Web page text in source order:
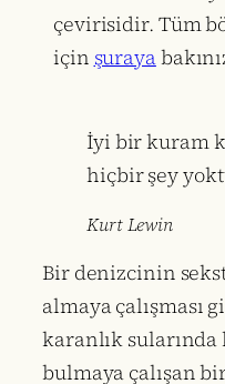
çevirisidir. Tüm
için şuraya
İyi bir kuram
hiçbir şey
Kurt Lewin
Bir denizcinin
almaya çalışması
karanlık
bulmaya çalışan